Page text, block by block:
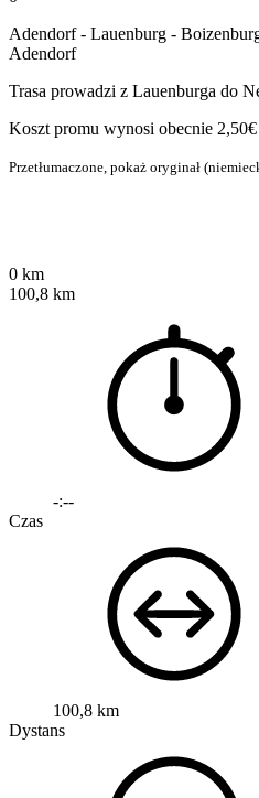
Adendorf - Lauenburg -
Adendorf
Trasa prowadzi z Lauenburga do
Koszt promu wynosi obecnie
Przetłumaczone, pokaż oryginał
0 km
100,8 km
-:--
Czas
100,8 km
Dystans